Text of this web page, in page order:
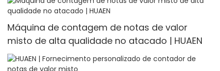
Máquina de contagem de notas de valor
misto de alta qualidade no atacado | HUAEN